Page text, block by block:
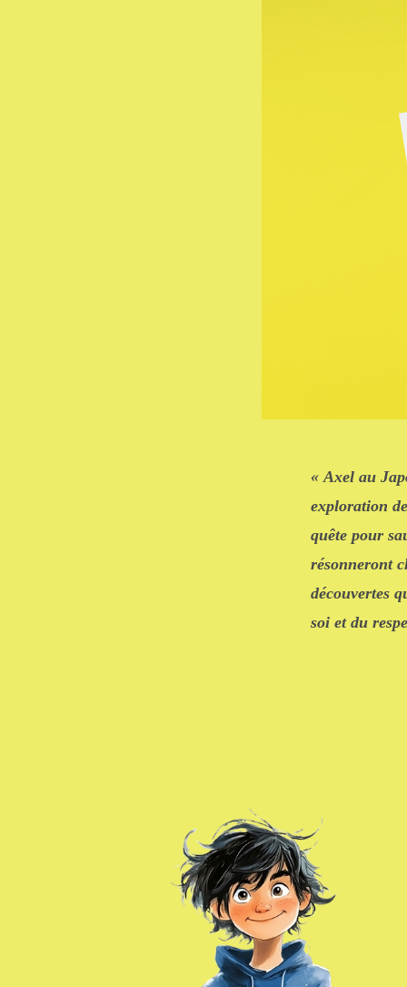
« Axel au
exploration
quête pour
résonneront
découvertes
soi et du